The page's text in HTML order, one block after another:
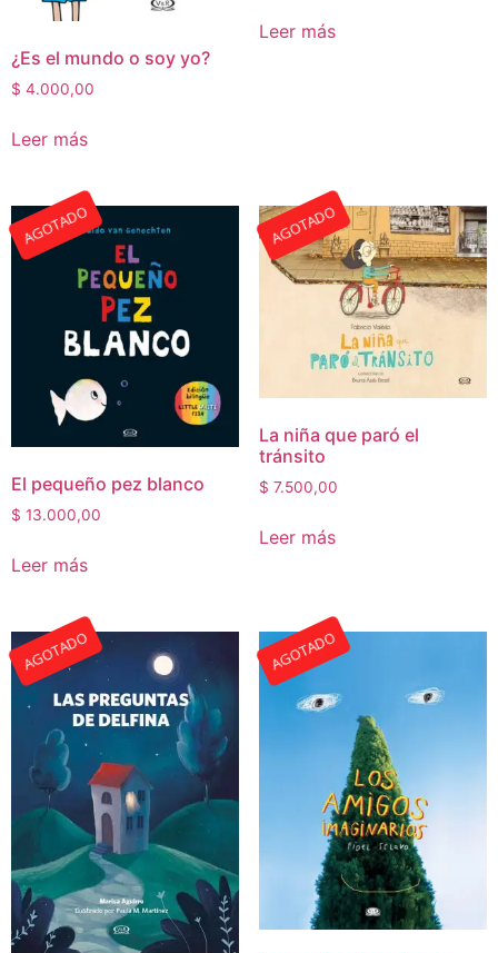
¿Es el mundo o soy yo?
$ 4.000,00
Leer más
Leer más
AGOTADO
El pequeño pez blanco
$ 13.000,00
Leer más
AGOTADO
La niña que paró el
tránsito
$ 7.500,00
Leer más
AGOTADO AGOTADO